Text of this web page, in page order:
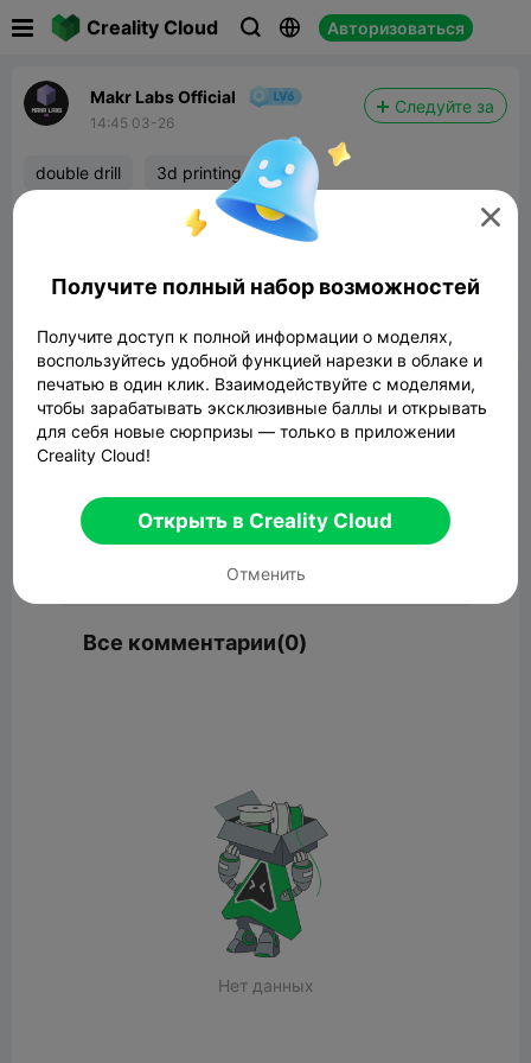
Creality Cloud   Авторизоваться
Makr Labs Official
14:45 03-26
Следуйте за
double drill 3d printing
Jokes aside the double drill bit joke we all know
working ones so start modeling
 Сообщить об этом 4 
Комментарий
Все комментарии(0)
Нет данных

Получите полный набор возможностей
Получите доступ к полной информации о моделях,
воспользуйтесь удобной функцией нарезки в облаке и
печатью в один клик. Взаимодействуйте с моделями,
чтобы зарабатывать эксклюзивные баллы и открывать
для себя новые сюрпризы — только в приложении
Creality Cloud!
Открыть в Creality Cloud
Отменить